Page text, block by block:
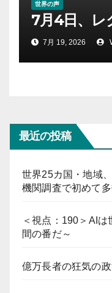
世界の声
7月4日、レ
7月 19, 2026
最近の投稿
世界25カ国・地域
機関調査で初めて
＜視点：190＞AIは
間の番だ～
億万長者の狂気の